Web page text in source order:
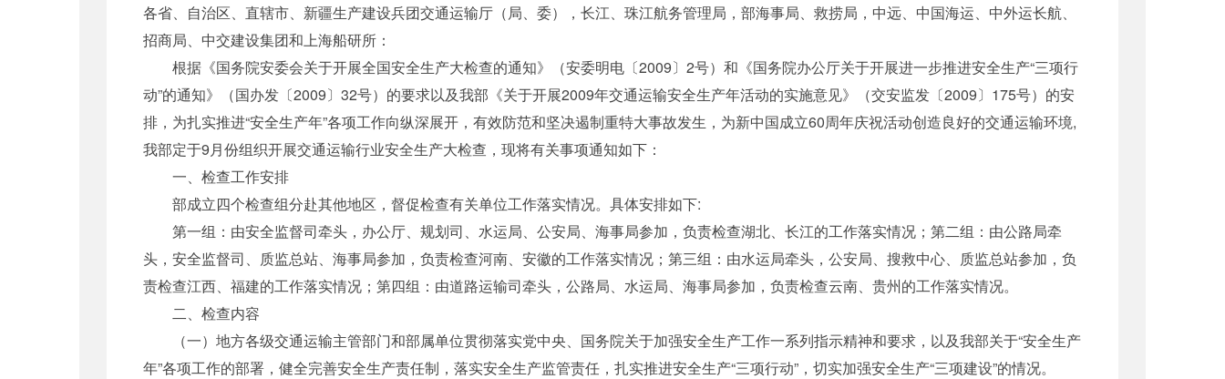
各省、自治区、直辖市、新疆生产建设兵团交通运输厅（局、委），长江、珠江航务管理局，部海事局、救捞局，中远、中国海运、中外运长航、
招商局、中交建设集团和上海船研所：
根据《国务院安委会关于开展全国安全生产大检查的通知》（安委明电〔2009〕2号）和《国务院办公厅关于开展进一步推进安全生产“三项行
动”的通知》（国办发〔2009〕32号）的要求以及我部《关于开展2009年交通运输安全生产年活动的实施意见》（交安监发〔2009〕175号）的安
排，为扎实推进“安全生产年”各项工作向纵深展开，有效防范和坚决遏制重特大事故发生，为新中国成立60周年庆祝活动创造良好的交通运输环境,
我部定于9月份组织开展交通运输行业安全生产大检查，现将有关事项通知如下：
一、检查工作安排
部成立四个检查组分赴其他地区，督促检查有关单位工作落实情况。具体安排如下:
第一组：由安全监督司牵头，办公厅、规划司、水运局、公安局、海事局参加，负责检查湖北、长江的工作落实情况；第二组：由公路局牵
头，安全监督司、质监总站、海事局参加，负责检查河南、安徽的工作落实情况；第三组：由水运局牵头，公安局、搜救中心、质监总站参加，负
责检查江西、福建的工作落实情况；第四组：由道路运输司牵头，公路局、水运局、海事局参加，负责检查云南、贵州的工作落实情况。
二、检查内容
（一）地方各级交通运输主管部门和部属单位贯彻落实党中央、国务院关于加强安全生产工作一系列指示精神和要求，以及我部关于“安全生产
年”各项工作的部署，健全完善安全生产责任制，落实安全生产监管责任，扎实推进安全生产“三项行动”，切实加强安全生产“三项建设”的情况。